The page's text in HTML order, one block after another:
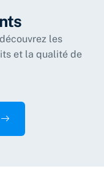
les
et la qualité de